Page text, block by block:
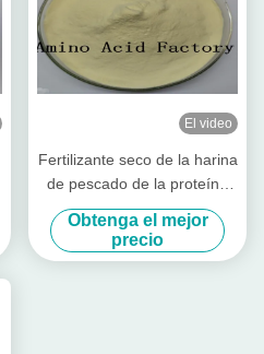
El video
Fertilizante seco de la harina
de pescado de la proteína
pura extraído del hidrolizado
de los pescados de bacalao
Obtenga el mejor
precio